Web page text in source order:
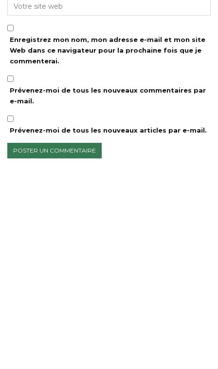
Enregistrez mon nom, mon adresse e-mail et mon site
Web dans ce navigateur pour la prochaine fois que je
commenterai.
Prévenez-moi de tous les nouveaux commentaires par
e-mail.
Prévenez-moi de tous les nouveaux articles par e-mail.